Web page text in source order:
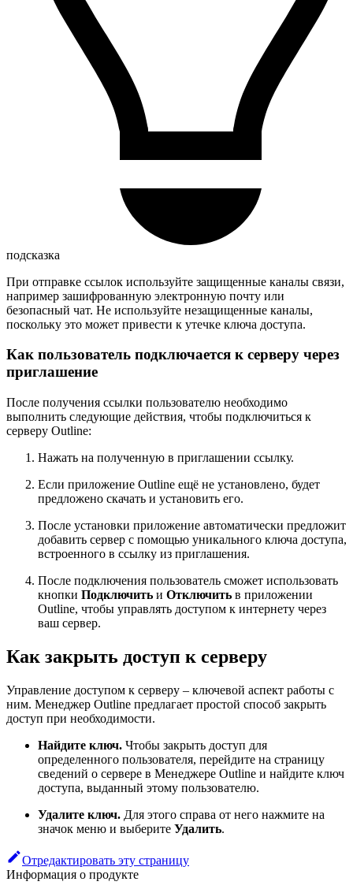
подсказка
При отправке ссылок используйте защищенные каналы связи,
например зашифрованную электронную почту или
безопасный чат. Не используйте незащищенные каналы,
поскольку это может привести к утечке ключа доступа.
Как пользователь подключается к серверу через
приглашение
После получения ссылки пользователю необходимо
выполнить следующие действия, чтобы подключиться к
серверу Outline:
Нажать на полученную в приглашении ссылку.
Если приложение Outline ещё не установлено, будет
предложено скачать и установить его.
После установки приложение автоматически предложит
добавить сервер с помощью уникального ключа доступа,
встроенного в ссылку из приглашения.
После подключения пользователь сможет использовать
кнопки Подключить и Отключить в приложении
Outline, чтобы управлять доступом к интернету через
ваш сервер.
Как закрыть доступ к серверу
Управление доступом к серверу – ключевой аспект работы с
ним. Менеджер Outline предлагает простой способ закрыть
доступ при необходимости.
Найдите ключ. Чтобы закрыть доступ для
определенного пользователя, перейдите на страницу
сведений о сервере в Менеджере Outline и найдите ключ
доступа, выданный этому пользователю.
Удалите ключ. Для этого справа от него нажмите на
значок меню и выберите Удалить.
Отредактировать эту страницу
Информация о продукте